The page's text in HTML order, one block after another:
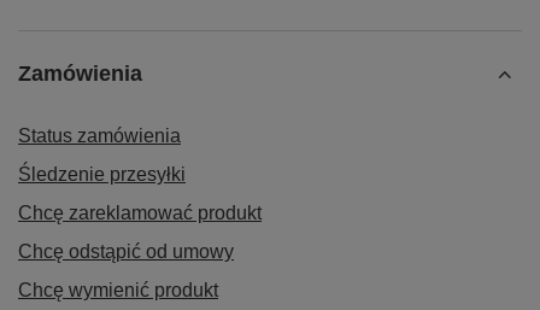
Zamówienia
Status zamówienia
Śledzenie przesyłki
Chcę zareklamować produkt
Chcę odstąpić od umowy
Chcę wymienić produkt